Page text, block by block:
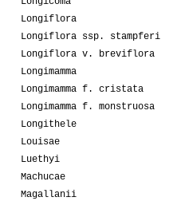
Longiflora
Longiflora ssp. stampferi
Longiflora v. breviflora
Longimamma
Longimamma f. cristata
Longimamma f. monstruosa
Longithele
Louisae
Luethyi
Machucae
Magallanii